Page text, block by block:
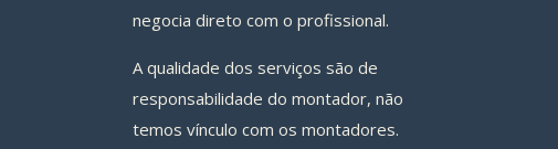
negocia direto com o profissional.
A qualidade dos serviços são de
responsabilidade do montador, não
temos vínculo com os montadores.